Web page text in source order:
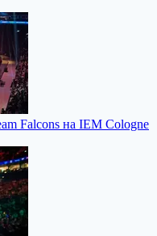
Falcons на IEM Cologne